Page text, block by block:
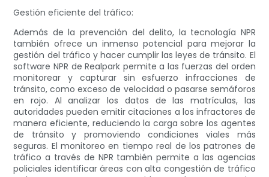
Gestión eficiente del tráfico:
Además de la prevención del delito, la tecnología NPR
también ofrece un inmenso potencial para mejorar la
gestión del tráfico y hacer cumplir las leyes de tránsito. El
software NPR de Realpark permite a las fuerzas del orden
monitorear y capturar sin esfuerzo infracciones de
tránsito, como exceso de velocidad o pasarse semáforos
en rojo. Al analizar los datos de las matrículas, las
autoridades pueden emitir citaciones a los infractores de
manera eficiente, reduciendo la carga sobre los agentes
de tránsito y promoviendo condiciones viales más
seguras. El monitoreo en tiempo real de los patrones de
tráfico a través de NPR también permite a las agencias
policiales identificar áreas con alta congestión de tráfico